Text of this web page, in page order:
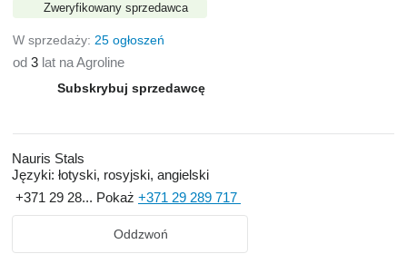
Zweryfikowany sprzedawca
W sprzedaży: 25 ogłoszeń
od 3 lat na Agroline
Subskrybuj sprzedawcę
Nauris Stals
Języki: łotyski, rosyjski, angielski
+371 29 28... Pokaż +371 29 289 717
Oddzwoń